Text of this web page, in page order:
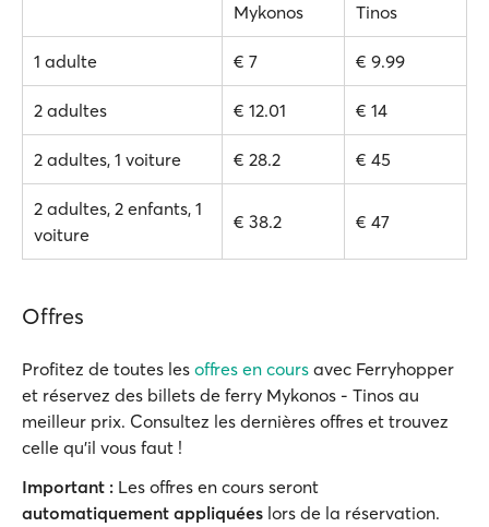
Mykonos
Tinos
1 adulte € 7 € 9.99
2 adultes € 12.01 € 14
2 adultes, 1 voiture € 28.2 € 45
2 adultes, 2 enfants, 1
voiture
€ 38.2 € 47
Offres
Profitez de toutes les offres en cours avec Ferryhopper
et réservez des billets de ferry Mykonos - Tinos au
meilleur prix. Consultez les dernières offres et trouvez
celle qu'il vous faut !
Important : Les offres en cours seront
automatiquement appliquées lors de la réservation.